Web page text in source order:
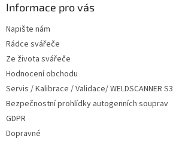
Informace pro vás
Napište nám
Rádce svářeče
Ze života svářeče
Hodnocení obchodu
Servis / Kalibrace / Validace/ WELDSCANNER S3
Bezpečnostní prohlídky autogenních souprav
GDPR
Dopravné